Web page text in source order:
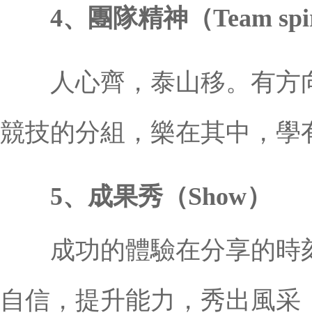
4、團隊精神（Team
人心齊，泰山移。有方
競技的分組，樂在其中，學
5、成果秀（Show）
成功的體驗在分享的時
自信，提升能力，秀出風采